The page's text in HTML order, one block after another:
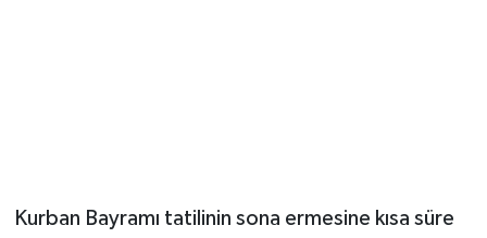
Kurban Bayramı tatilinin sona ermesine kısa süre